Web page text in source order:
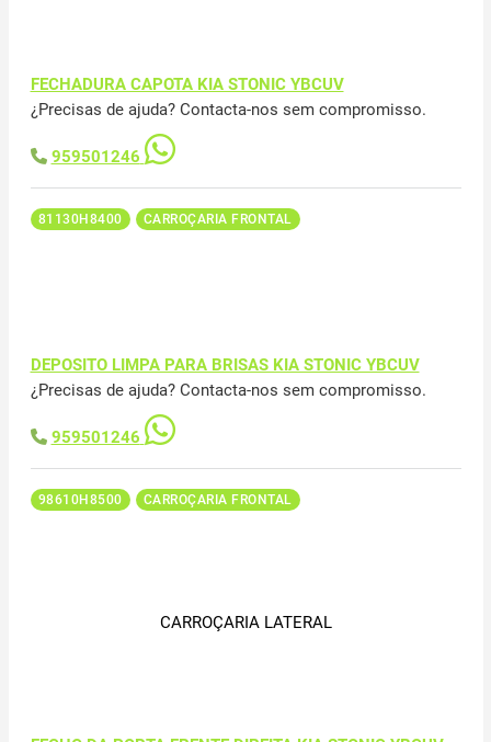
FECHADURA CAPOTA KIA STONIC YBCUV
¿Precisas de ajuda? Contacta-nos sem compromisso.
959501246
81130H8400 CARROÇARIA FRONTAL
DEPOSITO LIMPA PARA BRISAS KIA STONIC YBCUV
¿Precisas de ajuda? Contacta-nos sem compromisso.
959501246
98610H8500 CARROÇARIA FRONTAL
CARROÇARIA LATERAL